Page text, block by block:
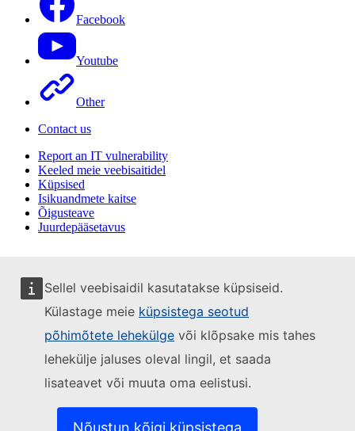
Sellel veebisaidil kasutatakse küpsiseid.
Külastage meie küpsistega seotud
põhimõtete lehekülge või klõpsake mis tahes
lehekülje jaluses oleval lingil, et saada
lisateavet või muuta oma eelistusi.
Nõustun kõigi küpsistega
Facebook
Youtube
Other
Contact us
Report an IT vulnerability
Keeled meie veebisaitidel
Küpsised
Isikuandmete kaitse
Õigusteave
Juurdepääsetavus